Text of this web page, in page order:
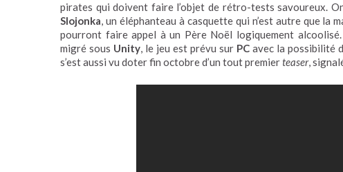
pirates qui doivent faire l’objet de rétro-tests savoureux.
Slojonka, un éléphanteau à casquette qui n’est autre que la
pourront faire appel à un Père Noël logiquement
migré sous Unity, le jeu est prévu sur PC avec la possibilité
s’est aussi vu doter fin octobre d’un tout premierteaser,